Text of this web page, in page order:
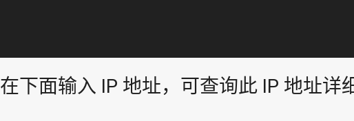
在下面输入 IP 地址，可查询此 IP 地址详